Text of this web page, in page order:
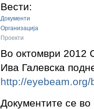
Вести:
Документи
Организација
Проекти
Во октомври 2012
Ива Галевска
http://
Документите се во